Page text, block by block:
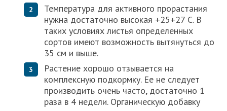
Температура для активного прорастания
нужна достаточно высокая +25+27 С. В
таких условиях листья определенных
сортов имеют возможность вытянуться до
35 см и выше.
Растение хорошо отзывается на
комплексную подкормку. Ее не следует
производить очень часто, достаточно 1
раза в 4 недели. Органическую добавку